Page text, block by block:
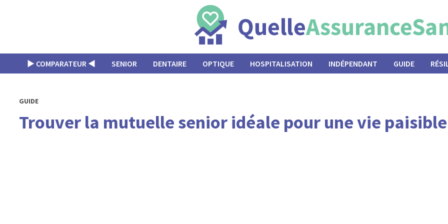
▶︎ COMPARATEUR ◀︎ SENIOR DENTAIRE OPTIQUE HOSPITALISATION INDÉPENDANT GUIDE
GUIDE
Trouver la mutuelle senior idéale pour une vie paisible